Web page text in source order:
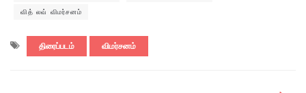
வித் லவ் விமர்சனம்
திரைப்படம் விமர்சனம்